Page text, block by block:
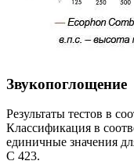
Звукопоглощение
Результаты тестов в
Классификация в
единичные значения
C 423.